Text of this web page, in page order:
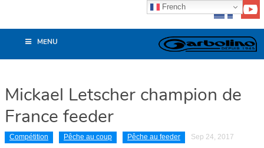
MENU
Mickael Letscher champion de
France feeder
Compétition Pêche au coup Pêche au feeder Sep 24, 2017
French